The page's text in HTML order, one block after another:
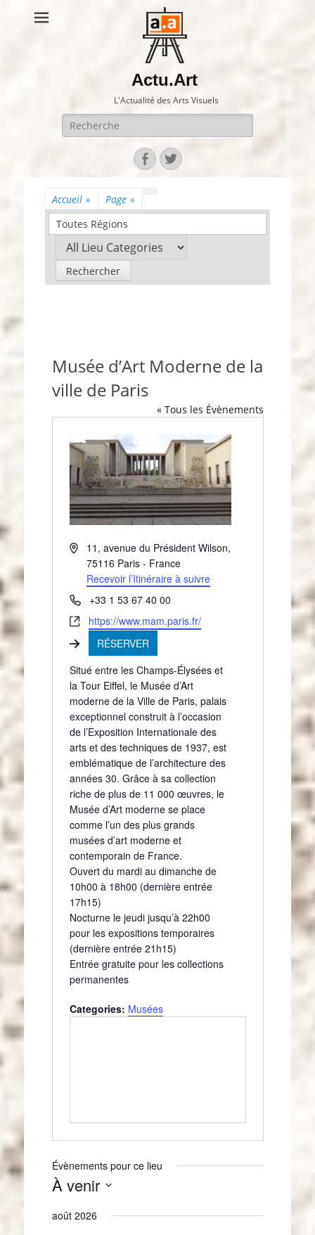
Actu.Art
L'Actualité des Arts Visuels
Recherche
pour:
Facebook
Twitter
Accueil » Page »
Toutes Régions
Musée d’Art Moderne de la
ville de Paris
« Tous les Évènements
A
e
s
e
11, avenue du Président Wilson,
75116 Paris - France
Recevoir l’Itinéraire à suivre
T
é
l
é
h
o
n
e
+33 1 53 67 40 00
S
e
w
e
b
https://www.mam.paris.fr/
RÉSERVER
Situé entre les Champs-Élysées et
la Tour Eiffel, le Musée d’Art
moderne de la Ville de Paris, palais
exceptionnel construit à l’occasion
de l’Exposition Internationale des
arts et des techniques de 1937, est
emblématique de l’architecture des
années 30. Grâce à sa collection
riche de plus de 11 000 œuvres, le
Musée d’Art moderne se place
comme l’un des plus grands
musées d’art moderne et
contemporain de France.
Ouvert du mardi au dimanche de
10h00 à 18h00 (dernière entrée
17h15)
Nocturne le jeudi jusqu’à 22h00
pour les expositions temporaires
(dernière entrée 21h15)
Entrée gratuite pour les collections
permanentes
Categories: Musées
Évènements pour ce lieu
À venir
é
août 2026